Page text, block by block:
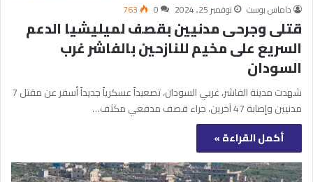
داماس بوست نوفمبر 25, 2024 0
763
قتلى وجرحى مدنيين بقصف لميليشيا الدعم
السريع على مخيم للنازحين بالفاشر غرب
السودان
شهدت مدينة الفاشر، غربي السودان، تصعيداً عسكرياً جديداً أسفر عن مقتل 7
مدنيين وإصابة 47 آخرين، جراء قصف مدفعي مكثف…
أكمل القراءة »